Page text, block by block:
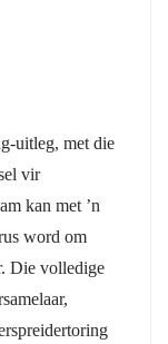
uitleg, met die
vir
kan met ’n
word om
Die volledige